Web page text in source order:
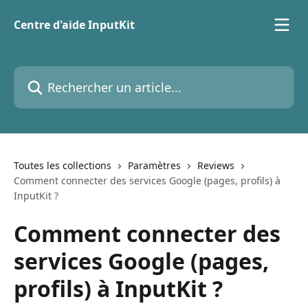
Centre d'aide InputKit
Rechercher un article...
Toutes les collections Paramètres
Reviews
Comment connecter des services Google (pages, profils) à
InputKit ?
Comment connecter des
services Google (pages,
profils) à InputKit ?